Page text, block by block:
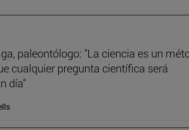
paleontólogo: "La ciencia es un
cualquier pregunta científica será
día"